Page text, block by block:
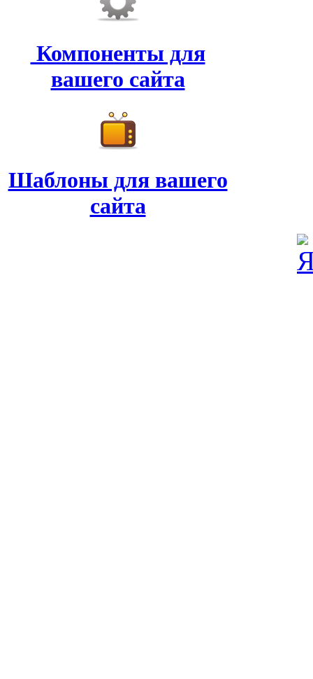
Компоненты для
вашего сайта
Шаблоны для вашего
сайта